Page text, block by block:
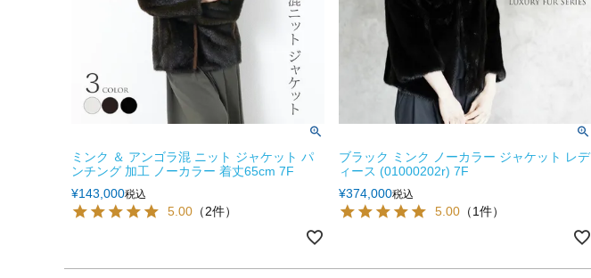
ミンク ＆ アンゴラ混 ニット ジャケット パ
ンチング 加工 ノーカラー 着丈65cm 7F
¥143,000税込
5.00 （2件）
ブラック ミンク ノーカラー ジャケット レデ
ィース (01000202r) 7F
¥374,000税込
5.00 （1件）